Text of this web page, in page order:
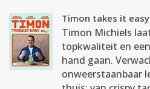
Timon takes it easy
Timon Michiels
topkwaliteit en
hand gaan.
onweerstaanbaar